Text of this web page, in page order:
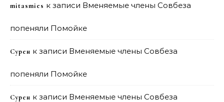
mitasmies к записи Вменяемые члены Совбеза
попеняли Помойке
Сурен к записи Вменяемые члены Совбеза
попеняли Помойке
Сурен к записи Вменяемые члены Совбеза